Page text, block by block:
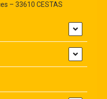
– 33610 CESTAS